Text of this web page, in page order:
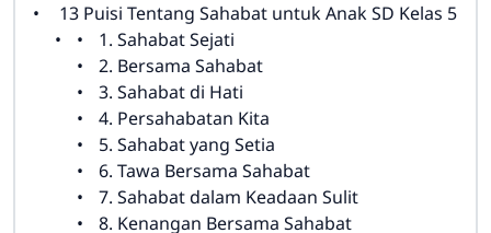
13 Puisi Tentang Sahabat untuk Anak SD Kelas 5
1. Sahabat Sejati
2. Bersama Sahabat
3. Sahabat di Hati
4. Persahabatan Kita
5. Sahabat yang Setia
6. Tawa Bersama Sahabat
7. Sahabat dalam Keadaan Sulit
8. Kenangan Bersama Sahabat